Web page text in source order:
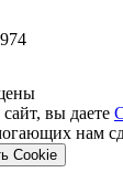
вы даете
нам
Cookie